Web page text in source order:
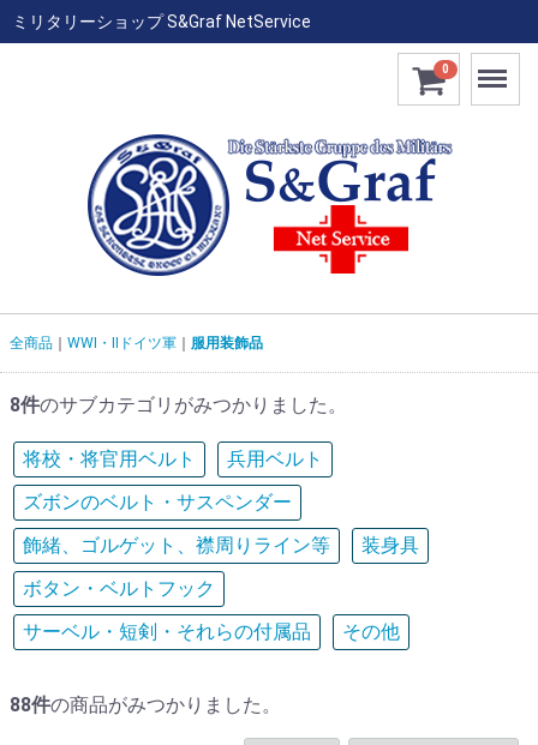
ミリタリーショップ S&Graf NetService
0 Menu
全商品 WWI・IIドイツ軍 服用装飾品
8件のサブカテゴリがみつかりました。
将校・将官用ベルト
兵用ベルト
ズボンのベルト・サスペンダー
飾緒、ゴルゲット、襟周りライン等
装身具
ボタン・ベルトフック
サーベル・短剣・それらの付属品
その他
88件の商品がみつかりました。